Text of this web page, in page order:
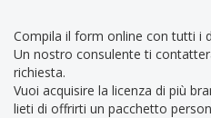
Compila il form online con tutti i
Un nostro consulente ti
richiesta.
Vuoi acquisire la licenza di più
lieti di offrirti un pacchetto